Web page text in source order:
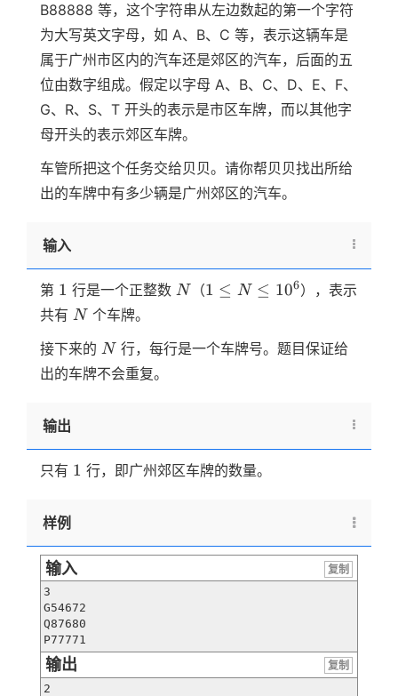
B88888 等，这个字符串从左边数起的第一个字符
为大写英文字母，如 A、B、C 等，表示这辆车是
属于广州市区内的汽车还是郊区的汽车，后面的五
位由数字组成。假定以字母 A、B、C、D、E、F、
G、R、S、T 开头的表示是市区车牌，而以其他字
母开头的表示郊区车牌。
车管所把这个任务交给贝贝。请你帮贝贝找出所给
出的车牌中有多少辆是广州郊区的汽车。
输入
第 1
1 行是一个正整数 N
N （1 \le
10^6
1 ≤ N ≤ 106），表示
共有 N
N 个车牌。
接下来的 N
N 行，每行是一个车牌号。题目保证给
出的车牌不会重复。
输出
只有 1
1 行，即广州郊区车牌的数量。
样例
输入
复制
3
G54672
Q87680
P77771
输出
复制
2